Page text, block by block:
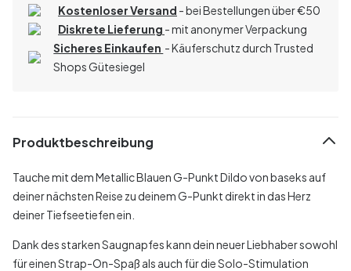
Kostenloser Versand - bei Bestellungen über€50
Diskrete Lieferung - mit anonymer Verpackung
Sicheres Einkaufen - Käuferschutz durch Trusted
Shops Gütesiegel
Produktbeschreibung
Tauche mit dem Metallic Blauen G-Punkt Dildo von baseks auf
deiner nächsten Reise zu deinem G-Punkt direkt in das Herz
deiner Tiefseetiefen ein.
Dank des starken Saugnapfes kann dein neuer Liebhaber sowohl
für einen Strap-On-Spaß als auch für die Solo-Stimulation